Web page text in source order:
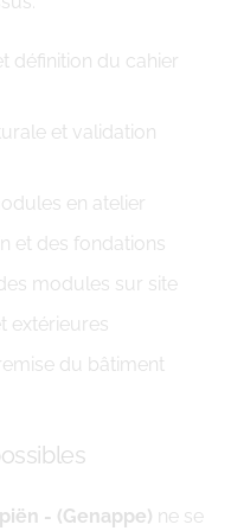
définition du cahier
et validation
en atelier
et des fondations
modules sur site
extérieures
du bâtiment
- (Genappe) ne se